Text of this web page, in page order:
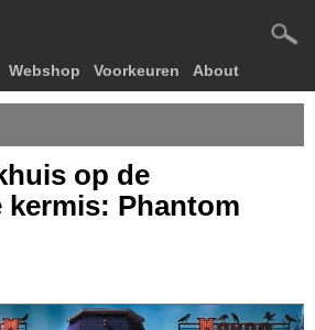
Webshop Voorkeuren About
op de
kermis: Phantom